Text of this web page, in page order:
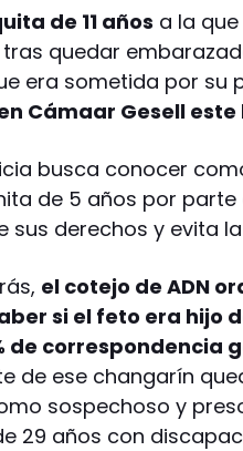
de 11 años a la
quedar
era sometida por su
Cámaar Gesell este
busca conocer
de 5 años por
sus derechos y evita
el cotejo de ADN
si el feto era hijo
de correspondencia
de ese changarín
sospechoso y
29 años con